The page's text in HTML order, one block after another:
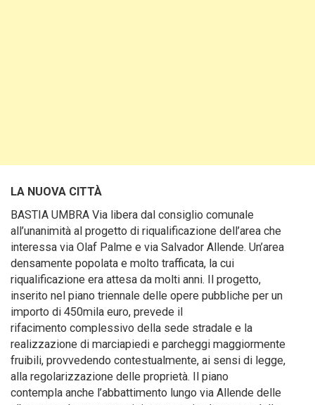
LA NUOVA CITTÀ
BASTIA UMBRA Via libera dal consiglio comunale
all’unanimità al progetto di riqualificazione dell’area che
interessa via Olaf Palme e via Salvador Allende. Un’area
densamente popolata e molto trafficata, la cui
riqualificazione era attesa da molti anni. Il progetto,
inserito nel piano triennale delle opere pubbliche per un
importo di 450mila euro, prevede il
rifacimento complessivo della sede stradale e la
realizzazione di marciapiedi e parcheggi maggiormente
fruibili, provvedendo contestualmente, ai sensi di legge,
alla regolarizzazione delle proprietà. Il piano
contempla anche l’abbattimento lungo via Allende delle